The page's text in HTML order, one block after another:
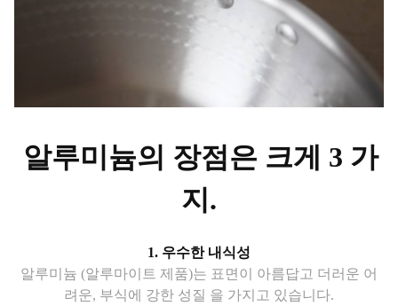
알루미늄의 장점은 크게 3 가
지.
1. 우수한 내식성
알루미늄 (알루마이트 제품)는 표면이 아름답고 더러운 어
려운, 부식에 강한 성질 을 가지고 있습니다.